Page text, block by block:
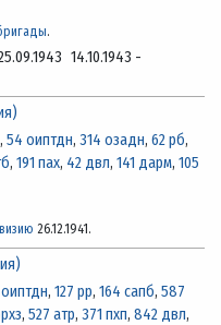
.
14.10.1943 -
, 54 оиптдн, 314 озадн, 62 рб,
, 191 пах, 42 двл, 141 дарм, 105
26.12.1941.
, 127 рр, 164 сапб, 587
, 527 атр, 371 пхп, 842 двл,